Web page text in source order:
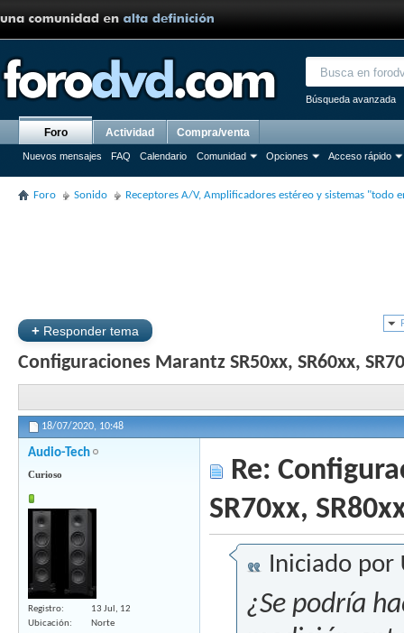
Búsqueda avanzada
Foro
Nuevos mensajes FAQ Calendario Comunidad Opciones Acceso rápido
Actividad Compra/venta
Foro Sonido Receptores A/V, Amplificadores estéreo y sistemas "todo
+ Responder tema
Configuraciones Marantz SR50xx, SR60xx,
18/07/2020, 10:48
Audio-Tech
Curioso
Registro
13 Jul, 12
Ubicación
Norte
Re:
SR70xx,
Iniciado por
¿Se podría